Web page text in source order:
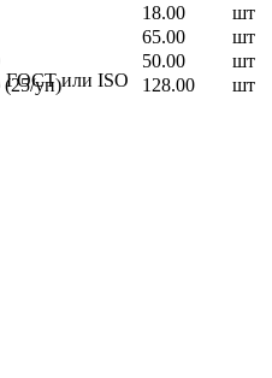
ГОСТ или ISO
18.00 шт
65.00 шт
50.00 шт
(25/уп)
128.00 шт